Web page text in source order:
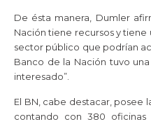
De ésta manera, Dumler
Nación tiene recursos y tiene
sector público que podrían
Banco de la Nación tuvo
interesado”.
El BN, cabe destacar, posee
contando con 380 oficinas